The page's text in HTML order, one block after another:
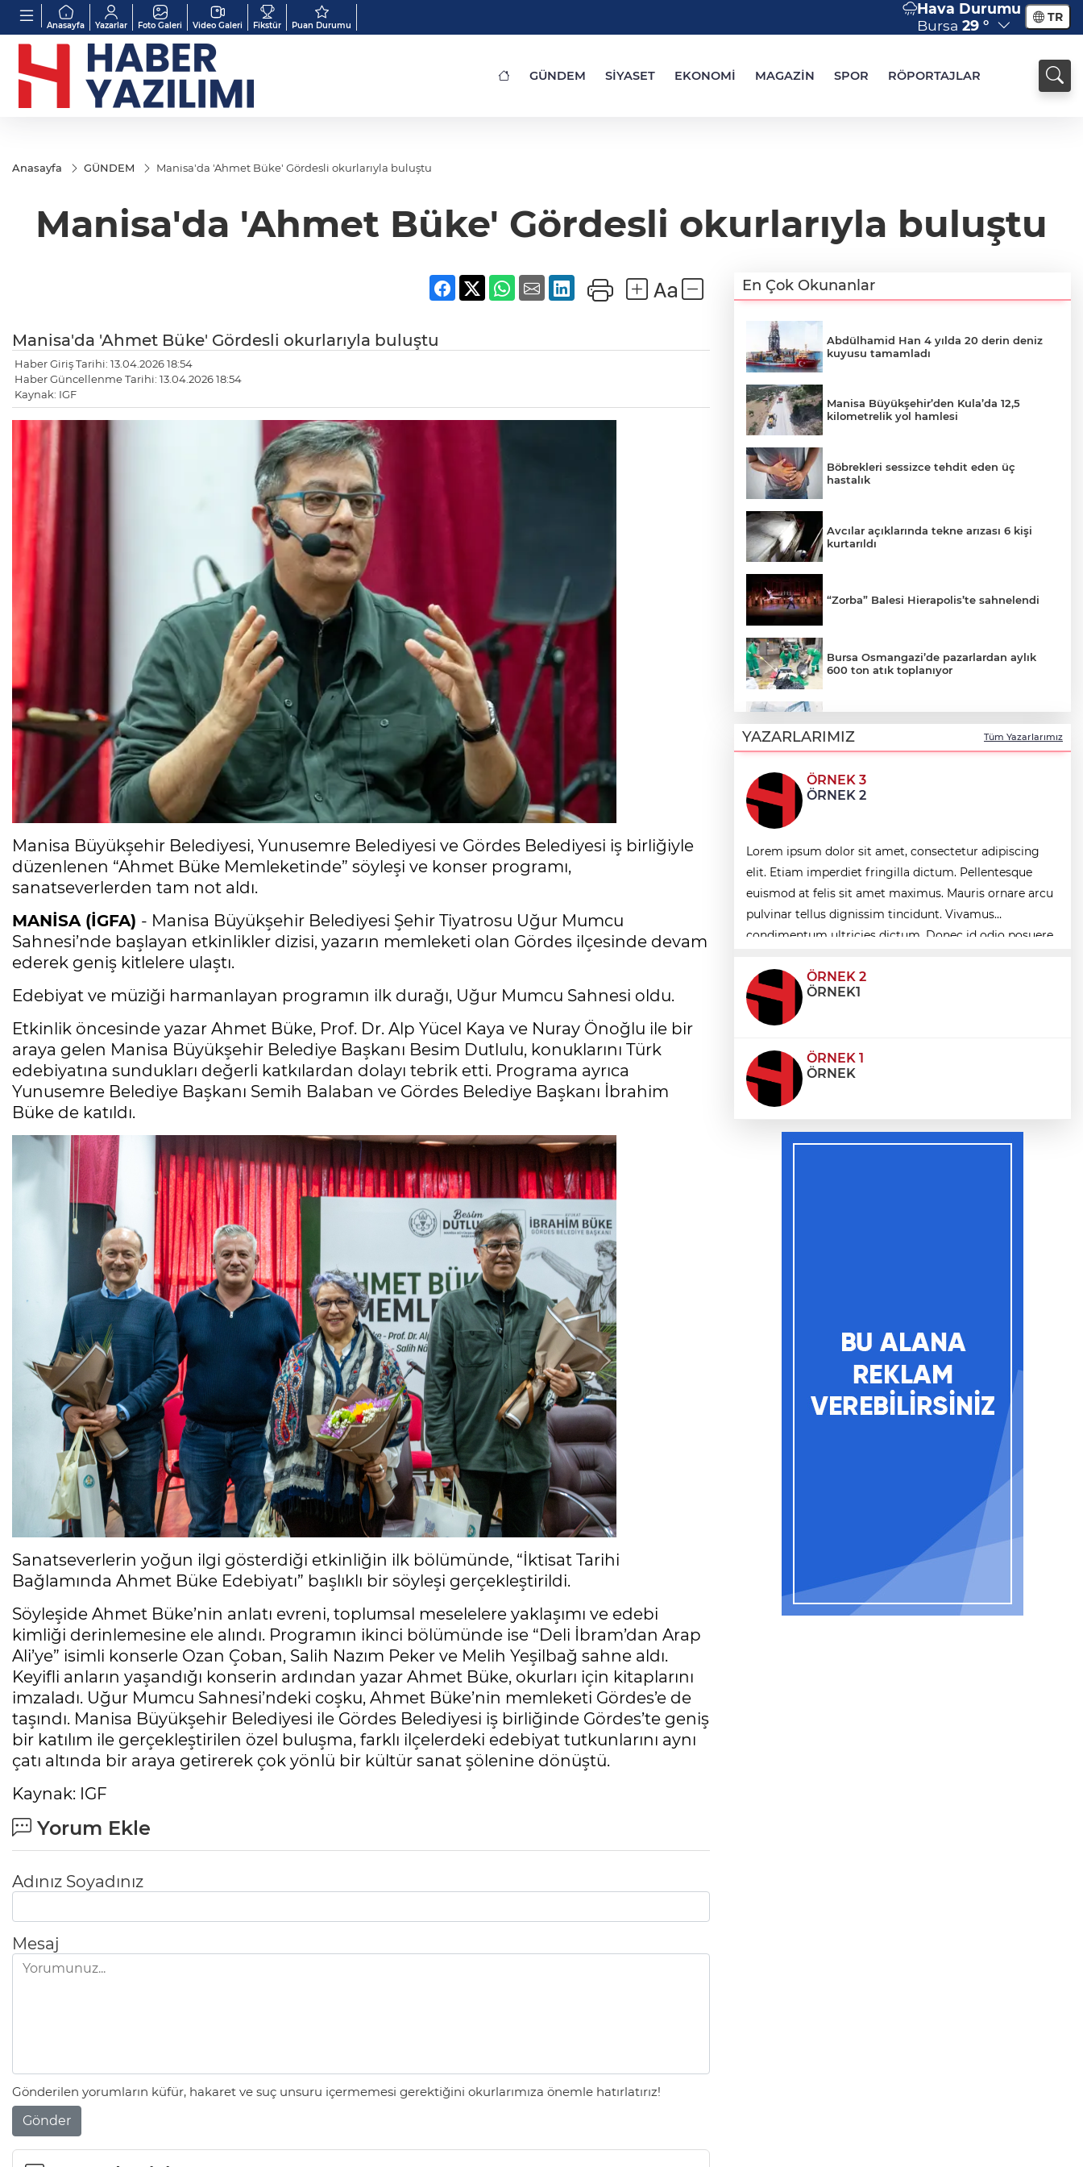
Anasayfa Yazarlar Foto Galeri Video Galeri Fikstür Puan Durumu
Hava Durumu
Bursa 29 ° TR
GÜNDEM SİYASET EKONOMİ MAGAZİN SPOR RÖPORTAJLAR
Anasayfa GÜNDEM Manisa'da 'Ahmet Büke' Gördesli okurlarıyla buluştu
Manisa'da 'Ahmet Büke' Gördesli okurlarıyla buluştu
Manisa'da 'Ahmet Büke' Gördesli okurlarıyla buluştu
Haber Giriş Tarihi: 13.04.2026 18:54
Haber Güncellenme Tarihi: 13.04.2026 18:54
Kaynak: IGF
Manisa Büyükşehir Belediyesi, Yunusemre Belediyesi ve Gördes Belediyesi iş birliğiyle
düzenlenen “Ahmet Büke Memleketinde” söyleşi ve konser programı,
sanatseverlerden tam not aldı.
MANİSA (İGFA) - Manisa Büyükşehir Belediyesi Şehir Tiyatrosu Uğur Mumcu
Sahnesi’nde başlayan etkinlikler dizisi, yazarın memleketi olan Gördes ilçesinde devam
ederek geniş kitlelere ulaştı.
Edebiyat ve müziği harmanlayan programın ilk durağı, Uğur Mumcu Sahnesi oldu.
Etkinlik öncesinde yazar Ahmet Büke, Prof. Dr. Alp Yücel Kaya ve Nuray Önoğlu ile bir
araya gelen Manisa Büyükşehir Belediye Başkanı Besim Dutlulu, konuklarını Türk
edebiyatına sundukları değerli katkılardan dolayı tebrik etti. Programa ayrıca
Yunusemre Belediye Başkanı Semih Balaban ve Gördes Belediye Başkanı İbrahim
Büke de katıldı.
Sanatseverlerin yoğun ilgi gösterdiği etkinliğin ilk bölümünde, “İktisat Tarihi
Bağlamında Ahmet Büke Edebiyatı” başlıklı bir söyleşi gerçekleştirildi.
Söyleşide Ahmet Büke’nin anlatı evreni, toplumsal meselelere yaklaşımı ve edebi
kimliği derinlemesine ele alındı. Programın ikinci bölümünde ise “Deli İbram’dan Arap
Ali’ye” isimli konserle Ozan Çoban, Salih Nazım Peker ve Melih Yeşilbağ sahne aldı.
Keyifli anların yaşandığı konserin ardından yazar Ahmet Büke, okurları için kitaplarını
imzaladı. Uğur Mumcu Sahnesi’ndeki coşku, Ahmet Büke’nin memleketi Gördes’e de
taşındı. Manisa Büyükşehir Belediyesi ile Gördes Belediyesi iş birliğinde Gördes’te geniş
bir katılım ile gerçekleştirilen özel buluşma, farklı ilçelerdeki edebiyat tutkunlarını aynı
çatı altında bir araya getirerek çok yönlü bir kültür sanat şölenine dönüştü.
Kaynak: IGF
Yorum Ekle
Adınız Soyadınız
Mesaj
Gönderilen yorumların küfür, hakaret ve suç unsuru içermemesi gerektiğini okurlarımıza önemle hatırlatırız!
Gönder
En Çok Okunanlar
Abdülhamid Han 4 yılda 20 derin deniz
kuyusu tamamladı
Manisa Büyükşehir’den Kula’da 12,5
kilometrelik yol hamlesi
Böbrekleri sessizce tehdit eden üç
hastalık
Avcılar açıklarında tekne arızası 6 kişi
kurtarıldı
“Zorba” Balesi Hierapolis’te sahnelendi
Bursa Osmangazi’de pazarlardan aylık
600 ton atık toplanıyor
6,5 milyon TL’ye kadar destek
Kutupların geleceğine bilimsel bakış
Bakan Şimşek: Kamu kaynaklarında
yapay zekâ dönemi
Ticaret'ten Türk ihracatçısına Endonezya
pazarı rehberi
YAZARLARIMIZ Tüm Yazarlarımız
ÖRNEK 3
ÖRNEK 2
Lorem ipsum dolor sit amet, consectetur adipiscing
elit. Etiam imperdiet fringilla dictum. Pellentesque
euismod at felis sit amet maximus. Mauris ornare arcu
pulvinar tellus dignissim tincidunt. Vivamus
condimentum ultricies dictum. Donec id odio posuere,
ÖRNEK 2
ÖRNEK1
ÖRNEK 1
ÖRNEK